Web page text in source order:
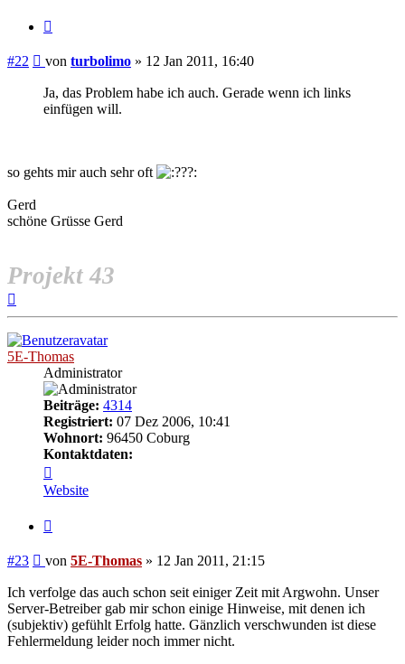
#22 Beitrag
von turbolimo » 12 Jan 2011, 16:40
Ja, das Problem habe ich auch. Gerade wenn ich links
einfügen will.
so gehts mir auch sehr oft
Gerd
schöne Grüsse Gerd
Projekt 43
5E-Thomas
Administrator
Beiträge: 4314
Registriert: 07 Dez 2006, 10:41
Wohnort: 96450 Coburg
Kontaktdaten:
von
5E-
Website
#23 Beitrag
von 5E-Thomas » 12 Jan 2011, 21:15
Ich verfolge das auch schon seit einiger Zeit mit Argwohn. Unser
Server-Betreiber gab mir schon einige Hinweise, mit denen ich
(subjektiv) gefühlt Erfolg hatte. Gänzlich verschwunden ist diese
Fehlermeldung leider noch immer nicht.